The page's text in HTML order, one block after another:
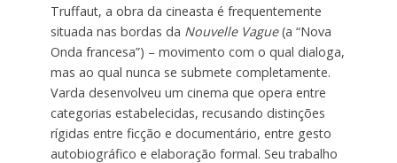
Truffaut, a obra da cineasta é frequentemente
situada nas bordas da Nouvelle Vague(a “Nova
Onda francesa”) – movimento com o qual dialoga,
mas ao qual nunca se submete completamente.
Varda desenvolveu um cinema que opera entre
categorias estabelecidas, recusando distinções
rígidas entre ficção e documentário, entre gesto
autobiográfico e elaboração formal. Seu trabalho